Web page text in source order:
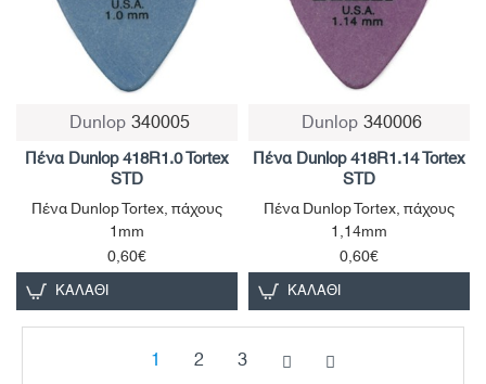
Dunlop340005
Πένα Dunlop 418R1.0 Tortex
STD
Πένα Dunlop Tortex, πάχους
1mm
0,60€
ΚΑΛΆΘΙ
Dunlop340006
Πένα Dunlop 418R1.14 Tortex
STD
Πένα Dunlop Tortex, πάχους
1,14mm
0,60€
ΚΑΛΆΘΙ
1 2
3